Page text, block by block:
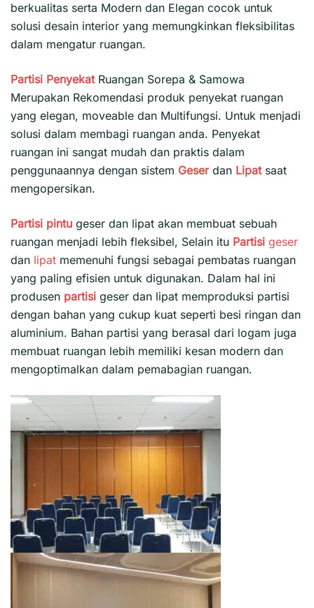
berkualitas serta Modern dan Elegan cocok untuk
solusi desain interior yang memungkinkan fleksibilitas
dalam mengatur ruangan.
Partisi PenyekatRuangan Sorepa & Samowa
Merupakan Rekomendasi produk penyekat ruangan
yang elegan, moveable dan Multifungsi. Untuk menjadi
solusi dalam membagi ruangan anda. Penyekat
ruangan ini sangat mudah dan praktis dalam
penggunaannya dengan sistem Geser dan Lipat saat
mengopersikan.
Partisi pintu geser dan lipat akan membuat sebuah
ruangan menjadi lebih fleksibel, Selain itu Partisi geser
dan lipat memenuhi fungsi sebagai pembatas ruangan
yang paling efisien untuk digunakan. Dalam hal ini
produsen partisi geser dan lipat memproduksi partisi
dengan bahan yang cukup kuat seperti besi ringan dan
aluminium. Bahan partisi yang berasal dari logam juga
membuat ruangan lebih memiliki kesan modern dan
mengoptimalkan dalam pemabagian ruangan.